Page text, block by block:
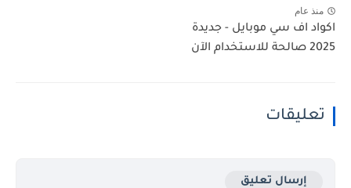
منذ عام
اكواد اف سي موبايل - جديدة
2025 صالحة للاستخدام الآن
تعليقات
إرسال تعليق